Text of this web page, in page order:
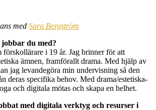
med Sara Bergström
du med?
förskollärare i 19 år. Jag brinner för att
ämnen, framförallt drama. Med hjälp av
jag levandegöra min undervisning så den
deras specifika behov. Med drama/estetiska-
och digitala mötas och skapa en helhet.
med digitala verktyg och resurser i